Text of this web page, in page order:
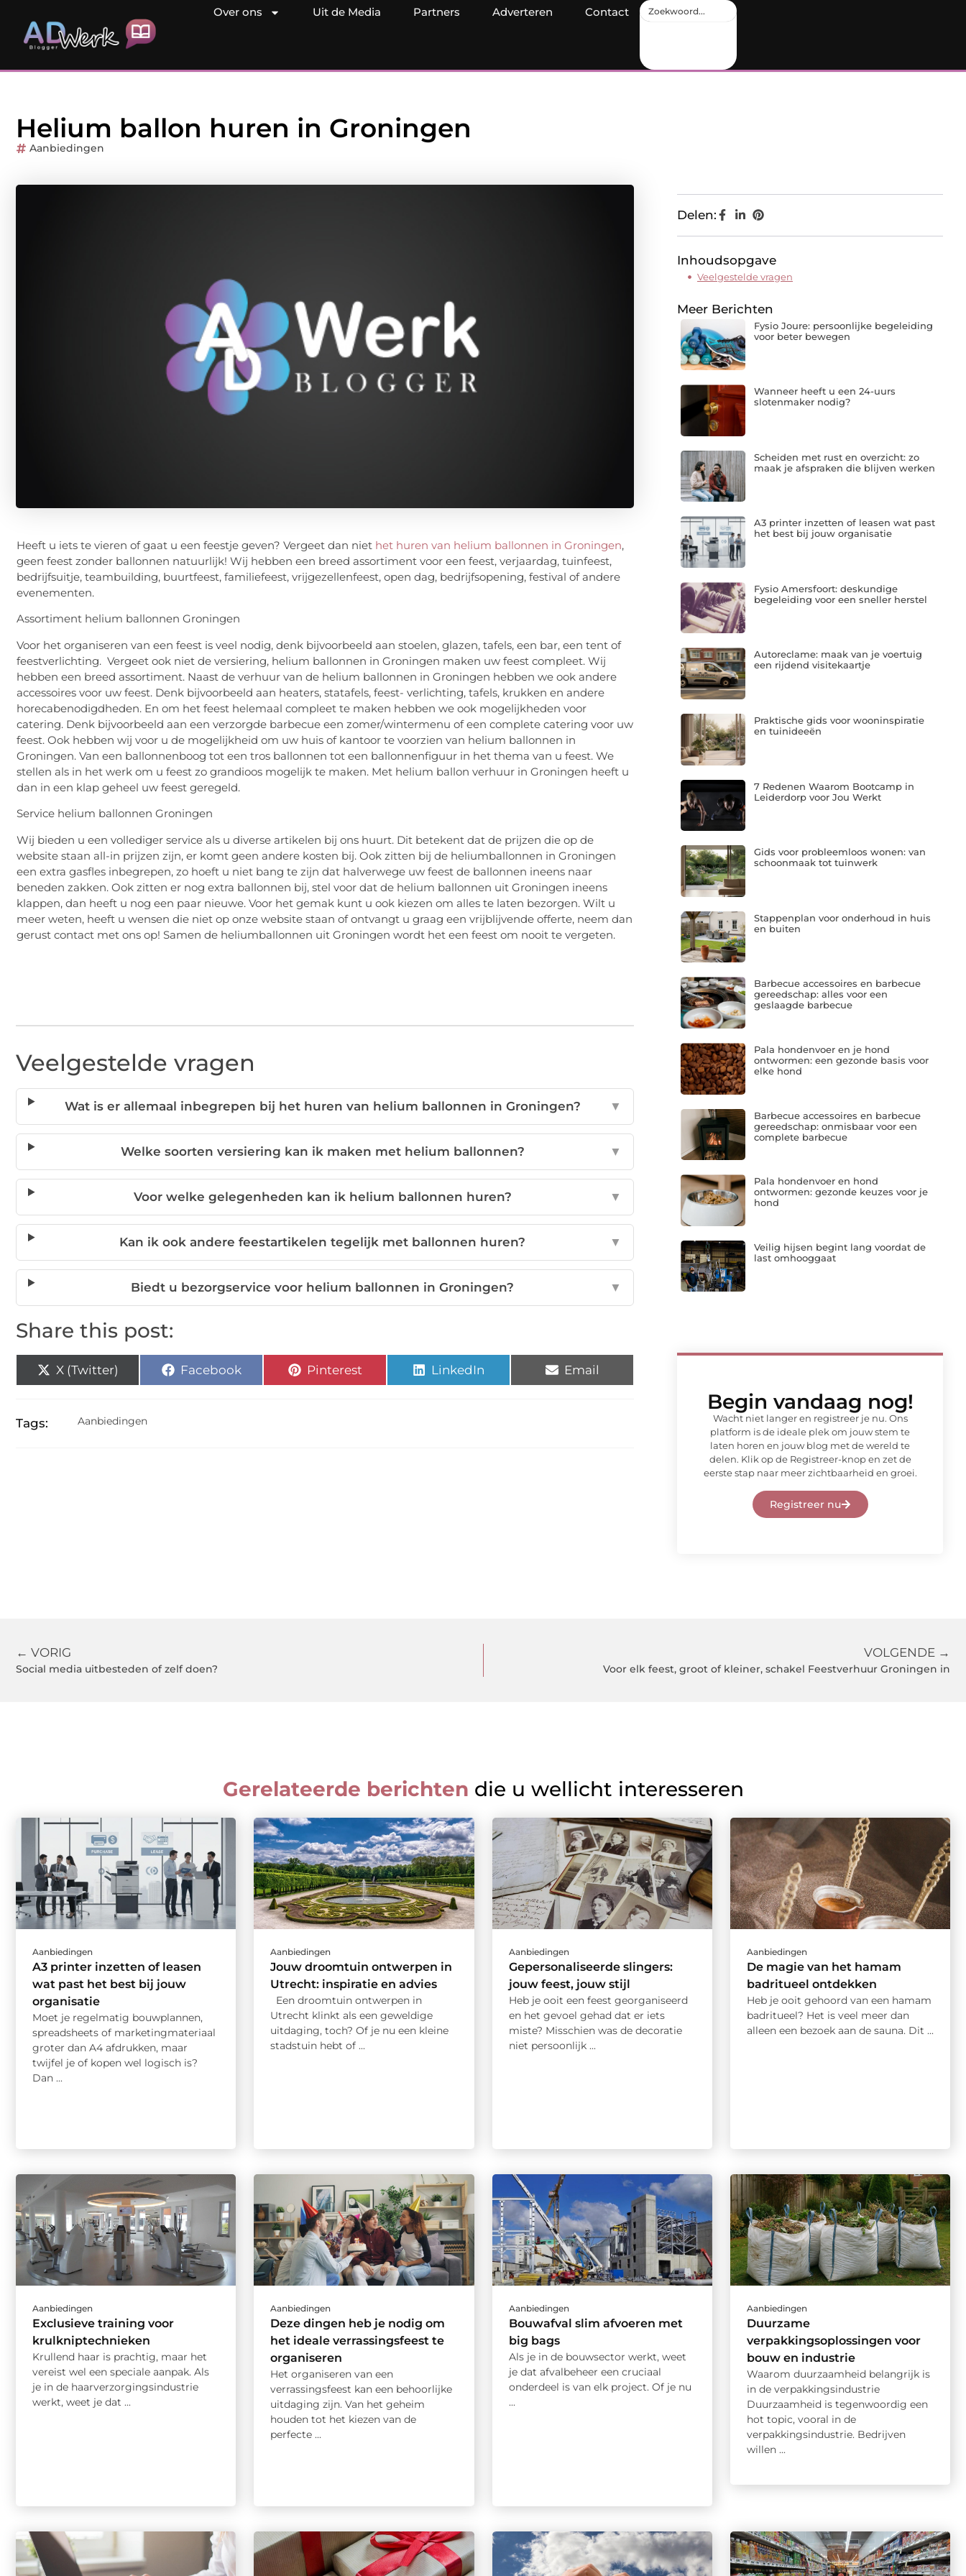
Over ons Uit de Media Partners Adverteren Contact
Helium ballon huren in Groningen
Aanbiedingen
Heeft u iets te vieren of gaat u een feestje geven? Vergeet dan niet het huren van helium ballonnen in Groningen,
geen feest zonder ballonnen natuurlijk! Wij hebben een breed assortiment voor een feest, verjaardag, tuinfeest,
bedrijfsuitje, teambuilding, buurtfeest, familiefeest, vrijgezellenfeest, open dag, bedrijfsopening, festival of andere
evenementen.
Assortiment helium ballonnen Groningen
Voor het organiseren van een feest is veel nodig, denk bijvoorbeeld aan stoelen, glazen, tafels, een bar, een tent of
feestverlichting. Vergeet ook niet de versiering, helium ballonnen in Groningen maken uw feest compleet. Wij
hebben een breed assortiment. Naast de verhuur van de helium ballonnen in Groningen hebben we ook andere
accessoires voor uw feest. Denk bijvoorbeeld aan heaters, statafels, feest- verlichting, tafels, krukken en andere
horecabenodigdheden. En om het feest helemaal compleet te maken hebben we ook mogelijkheden voor
catering. Denk bijvoorbeeld aan een verzorgde barbecue een zomer/wintermenu of een complete catering voor uw
feest. Ook hebben wij voor u de mogelijkheid om uw huis of kantoor te voorzien van helium ballonnen in
Groningen. Van een ballonnenboog tot een tros ballonnen tot een ballonnenfiguur in het thema van u feest. We
stellen als in het werk om u feest zo grandioos mogelijk te maken. Met helium ballon verhuur in Groningen heeft u
dan in een klap geheel uw feest geregeld.
Service helium ballonnen Groningen
Wij bieden u een vollediger service als u diverse artikelen bij ons huurt. Dit betekent dat de prijzen die op de
website staan all-in prijzen zijn, er komt geen andere kosten bij. Ook zitten bij de heliumballonnen in Groningen
een extra gasfles inbegrepen, zo hoeft u niet bang te zijn dat halverwege uw feest de ballonnen ineens naar
beneden zakken. Ook zitten er nog extra ballonnen bij, stel voor dat de helium ballonnen uit Groningen ineens
klappen, dan heeft u nog een paar nieuwe. Voor het gemak kunt u ook kiezen om alles te laten bezorgen. Wilt u
meer weten, heeft u wensen die niet op onze website staan of ontvangt u graag een vrijblijvende offerte, neem dan
gerust contact met ons op! Samen de heliumballonnen uit Groningen wordt het een feest om nooit te vergeten.
Veelgestelde vragen
Wat is er allemaal inbegrepen bij het huren van helium ballonnen in Groningen? ▼
Welke soorten versiering kan ik maken met helium ballonnen? ▼
Voor welke gelegenheden kan ik helium ballonnen huren? ▼
Kan ik ook andere feestartikelen tegelijk met ballonnen huren? ▼
Biedt u bezorgservice voor helium ballonnen in Groningen? ▼
Share this post:
X (Twitter) Facebook Pinterest LinkedIn Email
Tags: Aanbiedingen
Delen:
Inhoudsopgave
Veelgestelde vragen
Meer Berichten
Fysio Joure: persoonlijke begeleiding
voor beter bewegen
Wanneer heeft u een 24-uurs
slotenmaker nodig?
Scheiden met rust en overzicht: zo
maak je afspraken die blijven werken
A3 printer inzetten of leasen wat past
het best bij jouw organisatie
Fysio Amersfoort: deskundige
begeleiding voor een sneller herstel
Autoreclame: maak van je voertuig
een rijdend visitekaartje
Praktische gids voor wooninspiratie
en tuinideeën
7 Redenen Waarom Bootcamp in
Leiderdorp voor Jou Werkt
Gids voor probleemloos wonen: van
schoonmaak tot tuinwerk
Stappenplan voor onderhoud in huis
en buiten
Barbecue accessoires en barbecue
gereedschap: alles voor een
geslaagde barbecue
Pala hondenvoer en je hond
ontwormen: een gezonde basis voor
elke hond
Barbecue accessoires en barbecue
gereedschap: onmisbaar voor een
complete barbecue
Pala hondenvoer en hond
ontwormen: gezonde keuzes voor je
hond
Veilig hijsen begint lang voordat de
last omhooggaat
Begin vandaag nog!
Wacht niet langer en registreer je nu. Ons
platform is de ideale plek om jouw stem te
laten horen en jouw blog met de wereld te
delen. Klik op de Registreer-knop en zet de
eerste stap naar meer zichtbaarheid en groei.
Registreer nu
← VORIG
Social media uitbesteden of zelf doen?
VOLGENDE →
Voor elk feest, groot of kleiner, schakel Feestverhuur Groningen in
Gerelateerde berichten die u wellicht interesseren
Aanbiedingen
A3 printer inzetten of leasen
wat past het best bij jouw
organisatie
Moet je regelmatig bouwplannen,
spreadsheets of marketingmateriaal
groter dan A4 afdrukken, maar
twijfel je of kopen wel logisch is?
Dan ...
Aanbiedingen
Jouw droomtuin ontwerpen in
Utrecht: inspiratie en advies
Een droomtuin ontwerpen in
Utrecht klinkt als een geweldige
uitdaging, toch? Of je nu een kleine
stadstuin hebt of ...
Aanbiedingen
Gepersonaliseerde slingers:
jouw feest, jouw stijl
Heb je ooit een feest georganiseerd
en het gevoel gehad dat er iets
miste? Misschien was de decoratie
niet persoonlijk ...
Aanbiedingen
De magie van het hamam
badritueel ontdekken
Heb je ooit gehoord van een hamam
badritueel? Het is veel meer dan
alleen een bezoek aan de sauna. Dit ...
Aanbiedingen
Exclusieve training voor
krulkniptechnieken
Krullend haar is prachtig, maar het
vereist wel een speciale aanpak. Als
je in de haarverzorgingsindustrie
werkt, weet je dat ...
Aanbiedingen
Deze dingen heb je nodig om
het ideale verrassingsfeest te
organiseren
Het organiseren van een
verrassingsfeest kan een behoorlijke
uitdaging zijn. Van het geheim
houden tot het kiezen van de
perfecte ...
Aanbiedingen
Bouwafval slim afvoeren met
big bags
Als je in de bouwsector werkt, weet
je dat afvalbeheer een cruciaal
onderdeel is van elk project. Of je nu
...
Aanbiedingen
Duurzame
verpakkingsoplossingen voor
bouw en industrie
Waarom duurzaamheid belangrijk is
in de verpakkingsindustrie
Duurzaamheid is tegenwoordig een
hot topic, vooral in de
verpakkingsindustrie. Bedrijven
willen ...